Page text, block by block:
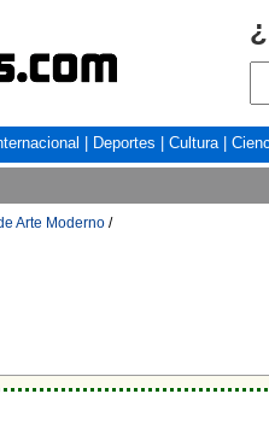
Deportes Cultura|
Arte Moderno /